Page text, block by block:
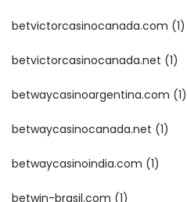
betvictorcasinocanada.com (1)
betvictorcasinocanada.net (1)
betwaycasinoargentina.com (1)
betwaycasinocanada.net (1)
betwaycasinoindia.com (1)
betwin-brasil.com (1)